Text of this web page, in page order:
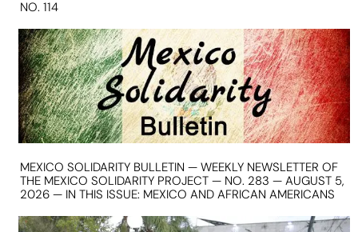
NO. 114
MEXICO SOLIDARITY BULLETIN — WEEKLY NEWSLETTER OF
THE MEXICO SOLIDARITY PROJECT — NO. 283 — AUGUST 5,
2026 — IN THIS ISSUE: MEXICO AND AFRICAN AMERICANS